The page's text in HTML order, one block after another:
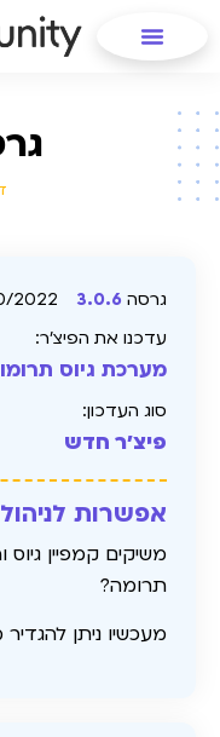
גרסה 3.0.6
2022
עדכנו את הפיצ׳ר:
מערכת גיוס
סוג העדכון:
פיצ'ר חדש
אפשרות
משיקים קמפיין
תרומה?
מעכשיו ניתן